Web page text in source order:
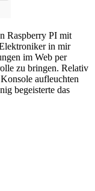
Raspberry PI mit
in mir
im Web per
zu bringen. Relativ
aufleuchten
begeisterte das